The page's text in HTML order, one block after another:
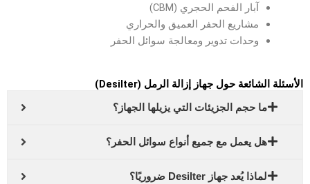
آبار الفحم الحجري (CBM)
مشاريع الحفر العميق والحراري
وحدات تدوير ومعالجة سوائل الحفر
الأسئلة الشائعة حول جهاز إزالة الرمل (Desilter)
ما حجم الجزيئات التي يزيلها الجهاز؟
هل يعمل مع جميع أنواع سوائل الحفر؟
لماذا يُعد جهاز Desilter ضروريًا؟